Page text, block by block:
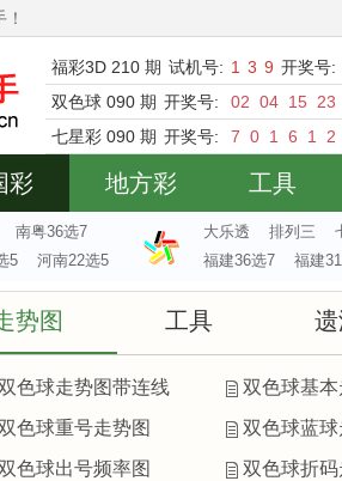
福彩3D 210 期 试机号: 1 3 9 开奖号:
双色球 090 期 开奖号: 02 04 15
23
七星彩 090 期 开奖号: 7 0 1 6 1 2
彩 地方彩 工具
南粤36选7
5 河南22选5
大乐透 排列三
福建36选7
福建
势图 工具
色球走势图带连线
双色球基
色球重号走势图
双色球蓝
色球出号频率图
双色球折